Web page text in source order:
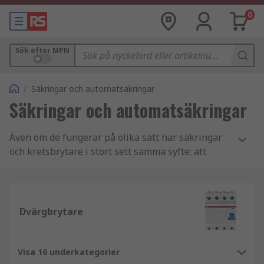
0
Sök efter MPN
/ Säkringar och automatsäkringar
Säkringar och automatsäkringar
Även om de fungerar på olika sätt har säkringar
och kretsbrytare i stort sett samma syfte; att
Säkringar
Säkringar är relativt billiga elektriska
Dvärgbrytare
Visa 16 underkategorier